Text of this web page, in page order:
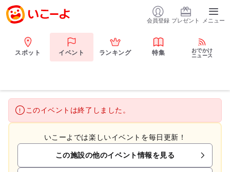
会員登録 プレゼント メニュー
スポット イベント ランキング 特集
おでかけ
ニュース
このイベントは終了しました。
いこーよでは楽しいイベントを毎日更新！
この施設の他のイベント情報を見る